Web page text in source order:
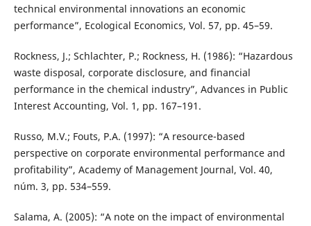
technical environmental innovations an economic
performance”, Ecological Economics, Vol. 57, pp. 45–59.
Rockness, J.; Schlachter, P.; Rockness, H. (1986): “Hazardous
waste disposal, corporate disclosure, and financial
performance in the chemical industry”, Advances in Public
Interest Accounting, Vol. 1, pp. 167–191.
Russo, M.V.; Fouts, P.A. (1997): “A resource-based
perspective on corporate environmental performance and
profitability”, Academy of Management Journal, Vol. 40,
núm. 3, pp. 534–559.
Salama, A. (2005): “A note on the impact of environmental